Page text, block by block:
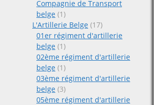
Compagnie de Transport
belge (1)
L'Artillerie Belge (17)
01er régiment d'artillerie
belge (1)
02ème régiment d'artillerie
belge (1)
03ème régiment d'artillerie
belge (3)
05ème régiment d'artillerie